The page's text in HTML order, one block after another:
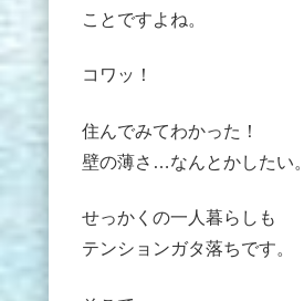
ことですよね。
コワッ！
住んでみてわかった！
壁の薄さ…なんとかしたい。
せっかくの一人暮らしも
テンションガタ落ちです。